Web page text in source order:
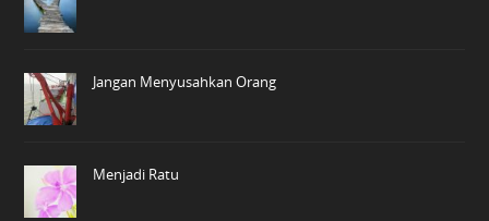
Jangan Menyusahkan Orang
Menjadi Ratu